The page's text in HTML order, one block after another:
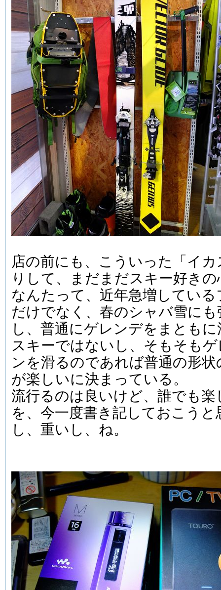
店の前にも、こういった「イ
りして、まだまだスキー好き
なんたって、近年急増してい
だけでなく、春のシャバ雪に
し、普通にゲレンデをまとも
スキーではないし、そもそも
ンを滑るのであれば普通の形
が楽しいに決まっている。
流行るのは良いけど、誰でも
を、今一度書き記しておこう
し、重いし、ね。